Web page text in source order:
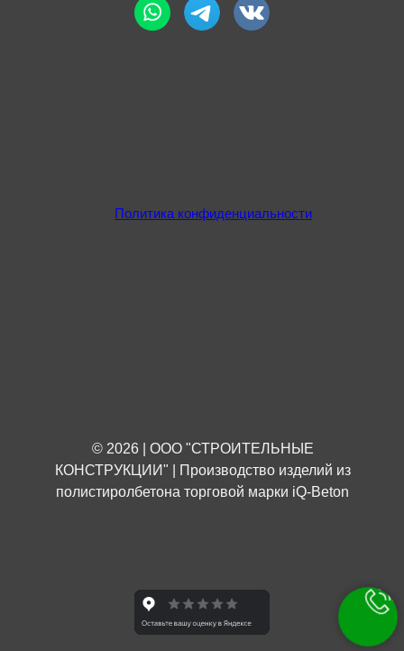
© 2026 | ООО "СТРОИТЕЛЬНЫЕ
КОНСТРУКЦИИ" | Производство изделий из
полистиролбетона торговой марки iQ-Beton
Политика конфиденциальности